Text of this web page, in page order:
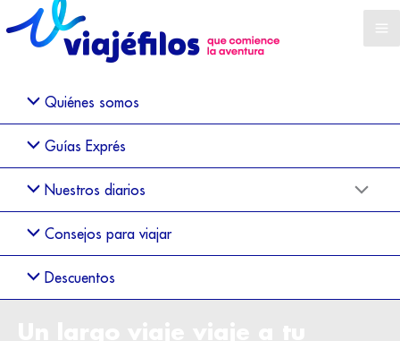
Quiénes somos
Guías Exprés
Nuestros diarios
Consejos para viajar
Descuentos